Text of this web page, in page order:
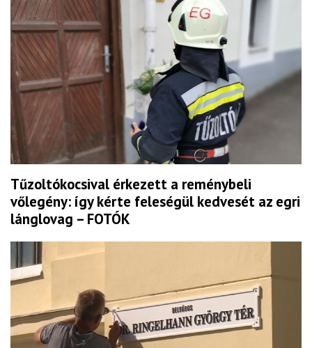
Tűzoltókocsival érkezett a reménybeli
vőlegény: így kérte feleségül kedvesét az egri
lánglovag – FOTÓK